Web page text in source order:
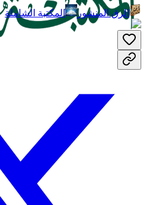
الرق المنشور المكتبة الشاملة